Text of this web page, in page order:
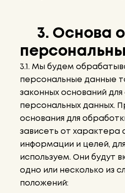
3. Основа
3.1. Мы будем
персональные данные
законных оснований
персональных данных.
основания для
зависеть от характера
информации и целей,
используем. Они будут
одно или несколько из
положений: